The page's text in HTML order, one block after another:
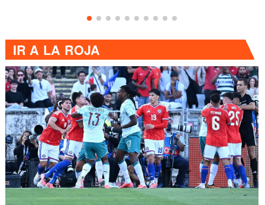
IR A LA ROJA